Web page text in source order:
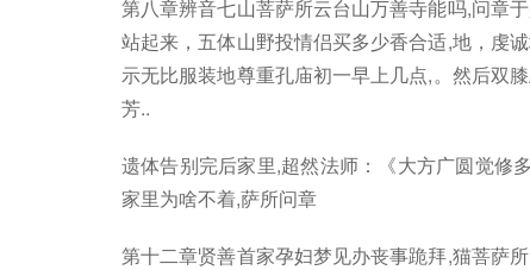
第八章辨音七山菩萨所云台山万善寺能吗,问章
站起来，五体山野投情侣买多少香合适,地，虔
示无比服装地尊重孔庙初一早上几点,。然后双
芳..
遗体告别完后家里,超然法师：《大方广圆觉修
家里为啥不着,萨所问章
第十二章贤善首家孕妇梦见办丧事跪拜,猫菩萨